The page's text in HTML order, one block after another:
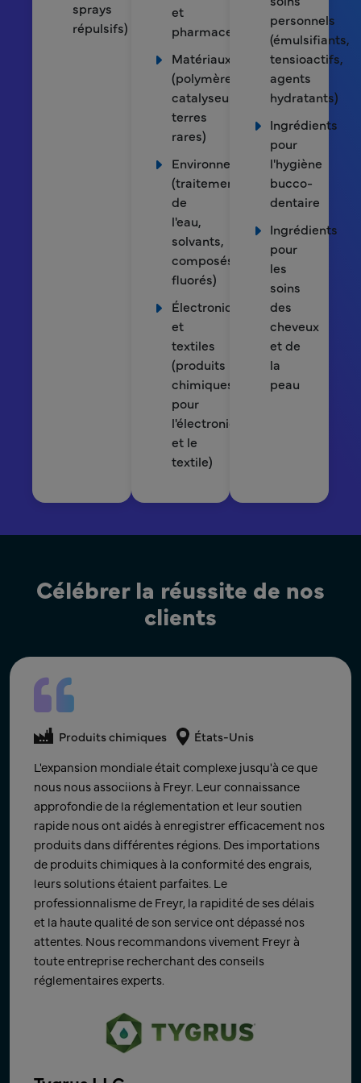
sprays
répulsifs)
et
pharmaceutiques)
Matériaux
(polymères,
catalyseurs,
terres
rares)
Environnement
(traitement
de
l'eau,
solvants,
composés
fluorés)
Électronique
et
textiles
(produits
chimiques
pour
l'électronique
et le
textile)
personnels
(émulsifiants,
tensioactifs,
agents
hydratants)
Ingrédients
pour
l'hygiène
bucco-
dentaire
Ingrédients
pour
les
soins
des
cheveux
et de
la
peau
Célébrer la réussite de nos
clients
Produits chimiques
Je voulais vous souhaiter le meilleur à tous et réitérer
mes remerciements, ainsi que ceux de l'équipe, pour
tout votre travail acharné et vos efforts. Je pense que
nous sommes maintenant en train d'établir des
méthodes de travail claires et un plan plus défini. Je
vous souhaite le meilleur, et j'espère travailler à
nouveau avec vous à l'avenir.
Scholl Associate- FLP en
conformité réglementaire,
Recherche et Développement
Produits chimiques
Pays-Bas
Notre collaboration avec Freyr nous a permis
d'alléger le fardeau et les inquiétudes liés au respect
des réglementations complexes en matière
d'emballage, ainsi qu'aux exigences et à un contexte
en constante évolution. Nous savons désormais que
nous sommes entre de bonnes mains pour la suite de
notre collaboration. Si votre entreprise a elle aussi du
mal à s'y retrouver face aux exigences complexes de
conformité en matière d'emballage, je vous
recommande vivement Freyr comme partenaire
fiable et précieux pour vos projets liés à la
réglementation des emballages.
Produits chimiques
États-Unis
L'expansion mondiale était complexe jusqu'à ce que
nous nous associions à Freyr. Leur connaissance
approfondie de la réglementation et leur soutien
rapide nous ont aidés à enregistrer efficacement nos
produits dans différentes régions. Des importations
de produits chimiques à la conformité des engrais,
leurs solutions étaient parfaites. Le
professionnalisme de Freyr, la rapidité de ses délais
et la haute qualité de son service ont dépassé nos
attentes. Nous recommandons vivement Freyr à
toute entreprise recherchant des conseils
réglementaires experts.